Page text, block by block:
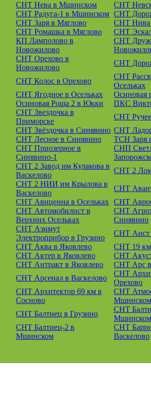
СНТ Нева в Мшинском
СНТ
СНТ Радуга-1 в Мшинском СНТ
СНТ Заря в Мяглово
СНТ Нива
СНТ Ромашка в Мяглово
СНТ
КП Ламполово в
Новожилово
СНТ
СНТ Орехово в
Новожилово
СНТ
СНТ Колос в Орехово
СНТ
Осельках
СНТ Ягодное в Осельках
Осиновая
Осиновая Роща 2 в Юкки
ПКС
СНТ Звездочка в
Приморске
СНТ
СНТ Звёздочка в Синявино СНТ
СНТ Лесное в Синявино
ТСН Заря
СНТ Приозерное в
Синявино-1
СНП
СНТ 2 Завод им Кулакова в
Васкелово
СНТ 2
СНТ 2 НИИ им Крылова в
Васкелово
СНТ
СНТ Авиценна в Осельках СНТ
СНТ Автомобилист в
Верхних Осельках
СНТ
Синявино
СНТ Азимут
Электроприбор в Грузино
СНТ Аист
СНТ Аква в Яковлево
СНТ 19
СНТ Актер в Яковлево
СНТ
СНТ Антракт в Яковлево
СНТ Арс
СНТ Арсенал в Васкелово
СНТ
Орехово
СНТ Архитектор 69 км в
Сосново
СНТ
Мшинском
СНТ Балтиец в Грузино
СНТ
Мшинском
СНТ Балтиец-2 в
Мшинском
СНТ
Васкелово